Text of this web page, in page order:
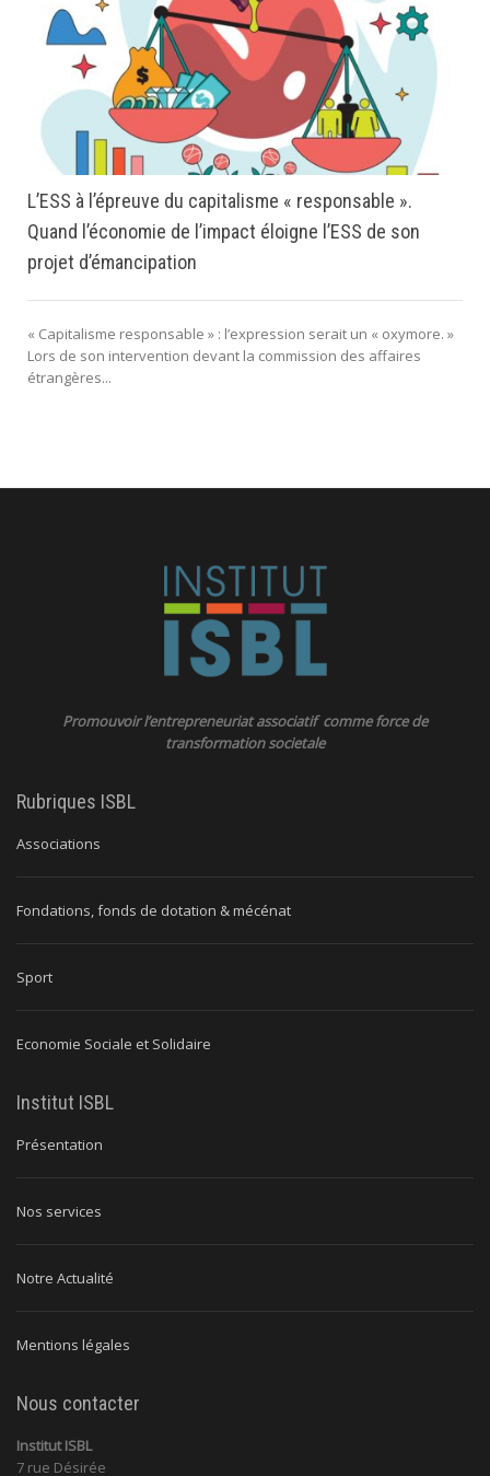
L’ESS à l’épreuve du capitalisme « responsable ».
Quand l’économie de l’impact éloigne l’ESS de son
projet d’émancipation
« Capitalisme responsable » : l’expression serait un « oxymore. »
Lors de son intervention devant la commission des affaires
étrangères...
Promouvoir l’entrepreneuriat associatif comme force de
transformation societale
Rubriques ISBL
Associations
Fondations, fonds de dotation & mécénat
Sport
Economie Sociale et Solidaire
Institut ISBL
Présentation
Nos services
Notre Actualité
Mentions légales
Nous contacter
Institut ISBL
7 rue Désirée